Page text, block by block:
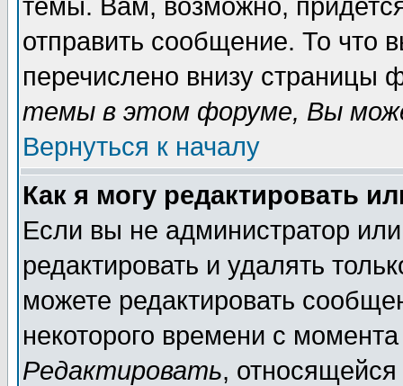
темы. Вам, возможно,
отправить сообщение. То что
перечислено внизу страницы
темы в этом форуме, Вы
Вернуться к началу
Как я могу редактировать
Если вы не администратор
редактировать и удалять
можете редактировать
некоторого времени с
Редактировать,